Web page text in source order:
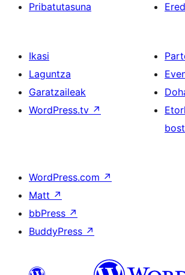
Pribatutasuna
Ikasi
Laguntza
Garatzaileak
WordPress.tv ↗
WordPress.com ↗
Matt ↗
bbPress ↗
BuddyPress ↗